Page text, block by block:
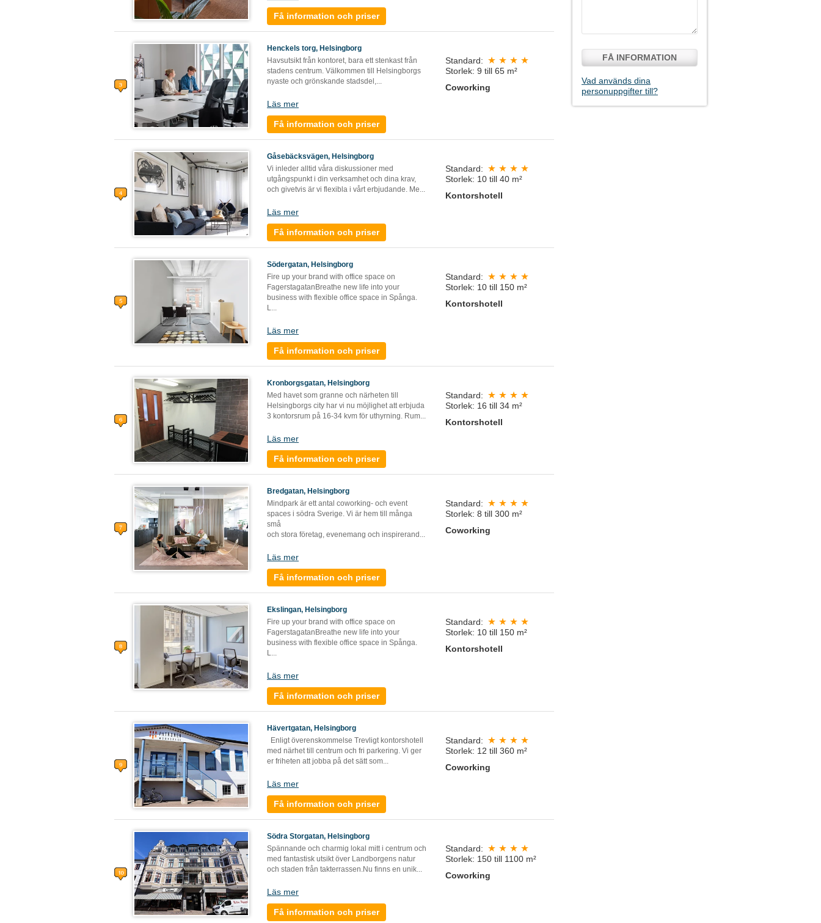
Få information och priser
Henckels torg, Helsingborg
Havsutsikt från kontoret, bara ett stenkast från
stadens centrum. Välkommen till Helsingborgs
nyaste och grönskande stadsdel,...
Läs mer
Få information och priser
Standard:
Storlek: 9 till 65 m²
Coworking
Gåsebäcksvägen, Helsingborg
Vi inleder alltid våra diskussioner med
utgångspunkt i din verksamhet och dina krav,
och givetvis är vi flexibla i vårt erbjudande. Me...
Läs mer
Få information och priser
Standard:
Storlek: 10 till 40 m²
Kontorshotell
Södergatan, Helsingborg
Fire up your brand with office space on
FagerstagatanBreathe new life into your
business with flexible office space in Spånga.
L...
Läs mer
Få information och priser
Standard:
Storlek: 10 till 150 m²
Kontorshotell
Kronborgsgatan, Helsingborg
Med havet som granne och närheten till
Helsingborgs city har vi nu möjlighet att erbjuda
3 kontorsrum på 16-34 kvm för uthyrning. Rum...
Läs mer
Få information och priser
Standard:
Storlek: 16 till 34 m²
Kontorshotell
Bredgatan, Helsingborg
Mindpark är ett antal coworking- och event
spaces i södra Sverige. Vi är hem till många
små
och stora företag, evenemang och inspirerand ...
Läs mer
Få information och priser
Standard:
Storlek: 8 till 300 m²
Coworking
Ekslingan, Helsingborg
Fire up your brand with office space on
FagerstagatanBreathe new life into your
business with flexible office space in Spånga.
L...
Läs mer
Få information och priser
Standard:
Storlek: 10 till 150 m²
Kontorshotell
Hävertgatan, Helsingborg
Enligt överenskommelse Trevligt kontorshotell
med närhet till centrum och fri parkering. Vi ger
er friheten att jobba på det sätt som...
Läs mer
Få information och priser
Standard:
Storlek: 12 till 360 m²
Coworking
Södra Storgatan, Helsingborg
Spännande och charmig lokal mitt i centrum och
med fantastisk utsikt över Landborgens natur
och staden från takterrassen.Nu finns en unik...
Läs mer
Få information och priser
Standard:
Storlek: 150 till 1100 m²
Coworking
FÅ INFORMATION
Vad används dina
personuppgifter till?